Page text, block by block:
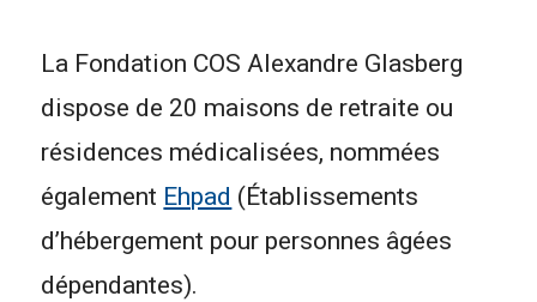
La Fondation COS Alexandre Glasberg
dispose de 20 maisons de retraite ou
résidences médicalisées, nommées
également Ehpad (Établissements
d’hébergement pour personnes âgées
dépendantes).